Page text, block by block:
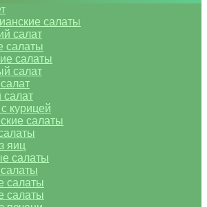
салаты
салат
салаты
салаты
салат
курицей
салаты
яиц
салаты
салаты
салаты